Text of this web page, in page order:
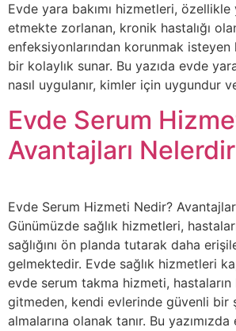
Evde yara bakımı hizmetleri, özellikle
etmekte zorlanan, kronik hastalığı
enfeksiyonlarından korunmak
bir kolaylık sunar. Bu yazıda evde
nasıl uygulanır, kimler için uygundur
Evde Serum
Avantajları
Evde Serum Hizmeti Nedir?
Günümüzde sağlık hizmetleri,
sağlığını ön planda tutarak daha
gelmektedir. Evde sağlık hizmetleri
evde serum takma hizmeti, hastaların
gitmeden, kendi evlerinde güvenli bir
almalarına olanak tanır. Bu